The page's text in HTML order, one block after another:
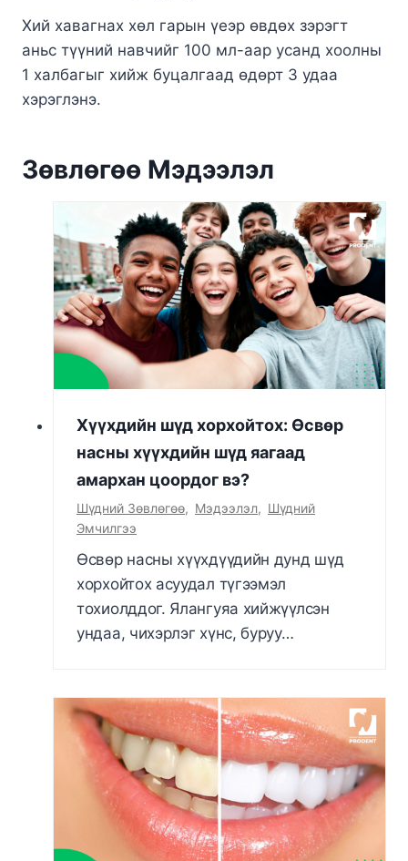
Хий хавагнах хөл гарын үеэр өвдөх зэрэгт
аньс түүний навчийг 100 мл-аар усанд хоолны
1 халбагыг хийж буцалгаад өдөрт 3 удаа
хэрэглэнэ.
Зөвлөгөө Мэдээлэл
Хүүхдийн шүд хорхойтох: Өсвөр
насны хүүхдийн шүд яагаад
амархан цоордог вэ?
Шүдний Зөвлөгөө, Мэдээлэл, Шүдний
Эмчилгээ
Өсвөр насны хүүхдүүдийн дунд шүд
хорхойтох асуудал түгээмэл
тохиолддог. Ялангуяа хийжүүлсэн
ундаа, чихэрлэг хүнс, буруу…